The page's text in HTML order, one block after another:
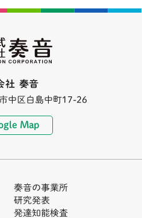
社 奏音
中区白島中町17-26
Map
奏音の事業所
研究発表
発達知能検査